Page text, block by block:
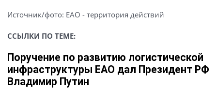
Источник/фото: ЕАО - территория действий
ССЫЛКИ ПО ТЕМЕ:
Поручение по развитию логистической
инфраструктуры ЕАО дал Президент РФ
Владимир Путин